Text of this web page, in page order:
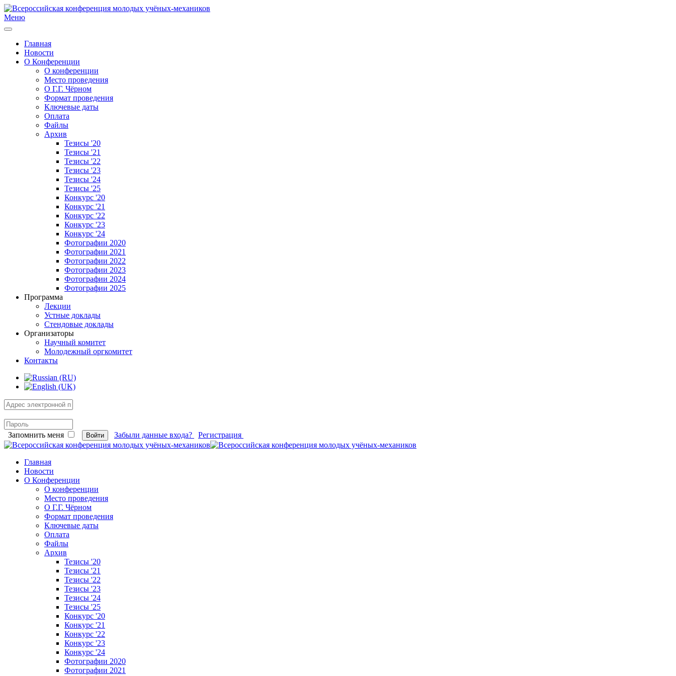
Меню
Главная
Новости
О Конференции
О конференции
Место проведения
О Г.Г. Чёрном
Формат проведения
Ключевые даты
Оплата
Файлы
Архив
Тезисы '20
Тезисы '21
Тезисы '22
Тезисы '23
Тезисы '24
Тезисы '25
Конкурс '20
Конкурс '21
Конкурс '22
Конкурс '23
Конкурс '24
Фотографии 2020
Фотографии 2021
Фотографии 2022
Фотографии 2023
Фотографии 2024
Фотографии 2025
Программа
Лекции
Устные доклады
Стендовые доклады
Организаторы
Научный комитет
Молодежный оргкомитет
Контакты
Запомнить меня Войти Забыли данные входа? Регистрация
Главная
Новости
О Конференции
О конференции
Место проведения
О Г.Г. Чёрном
Формат проведения
Ключевые даты
Оплата
Файлы
Архив
Тезисы '20
Тезисы '21
Тезисы '22
Тезисы '23
Тезисы '24
Тезисы '25
Конкурс '20
Конкурс '21
Конкурс '22
Конкурс '23
Конкурс '24
Фотографии 2020
Фотографии 2021